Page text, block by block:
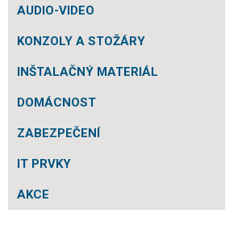
AUDIO-VIDEO
KONZOLY A STOŽÁRY
INŠTALAČNÝ MATERIÁL
DOMÁCNOST
ZABEZPEČENÍ
IT PRVKY
AKCE